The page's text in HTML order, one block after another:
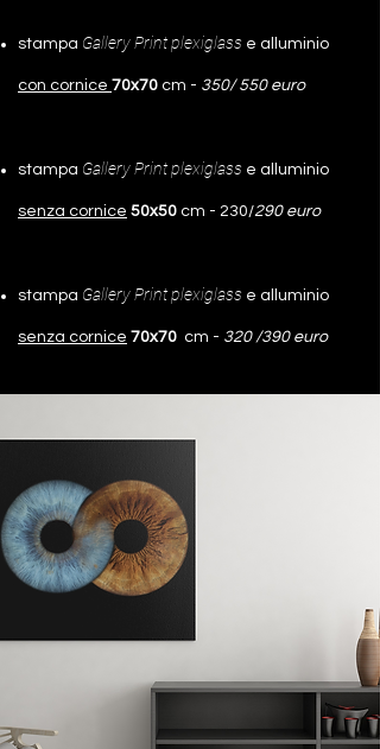
stampa Gallery Print plexiglass e alluminio
con cornice 70x70 cm - 350/ 550 euro
stampa Gallery Print plexiglass e alluminio
senza cornice 50x50 cm - 230/290 euro
stampa Gallery Print plexiglass e alluminio
senza cornice 70x70 cm - 320 /390 euro